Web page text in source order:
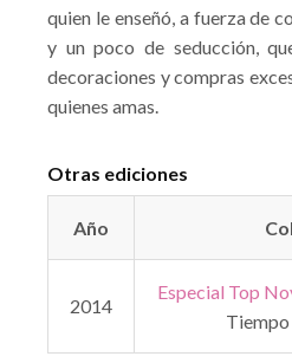
quien le enseñó, a fuerza de
y un poco de seducción,
decoraciones y compras
quienes amas.
Otras ediciones
Año
2014
Especial Top
Tiempo